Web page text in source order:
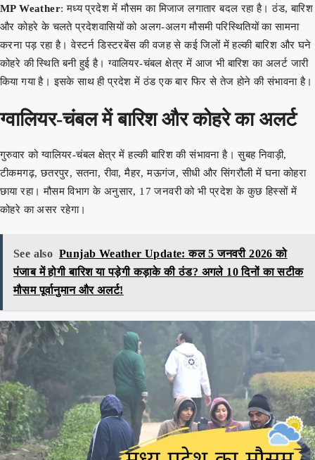
MP Weather: मध्य प्रदेश में मौसम का मिजाज लगातार बदल रहा है। ठंड, बारिश
और कोहरे के चलते प्रदेशवासियों को अलग-अलग मौसमी परिस्थितियों का सामना
करना पड़ रहा है। वेस्टर्न डिस्टरबेंस की वजह से कई जिलों में हल्की बारिश और घने
कोहरे की स्थिति बनी हुई है। ग्वालियर-चंबल क्षेत्र में आज भी बारिश का अलर्ट जारी
किया गया है। इसके साथ ही प्रदेश में ठंड एक बार फिर से तेज होने की संभावना है।
ग्वालियर-चंबल में बारिश और कोहरे का अलर्ट
गुरुवार को ग्वालियर-चंबल क्षेत्र में हल्की बारिश की संभावना है। सुबह निवाड़ी,
टीकमगढ़, छतरपुर, सतना, रीवा, मैहर, मऊगंज, सीधी और सिंगरौली में घना कोहरा
छाया रहा। मौसम विभाग के अनुसार, 17 जनवरी को भी प्रदेश के कुछ हिस्सों में
कोहरे का असर रहेगा।
See also Punjab Weather Update: कल 5 जनवरी 2026 को
पंजाब में होगी बारिश या पड़ेगी कड़ाके की ठंड? अगले 10 दिनों का सटीक
मौसम पूर्वानुमान और अलर्ट!